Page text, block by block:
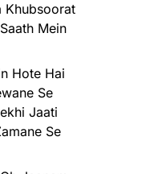
Khubsoorat
Mein
Hote Hai
Se
Jaati
Se